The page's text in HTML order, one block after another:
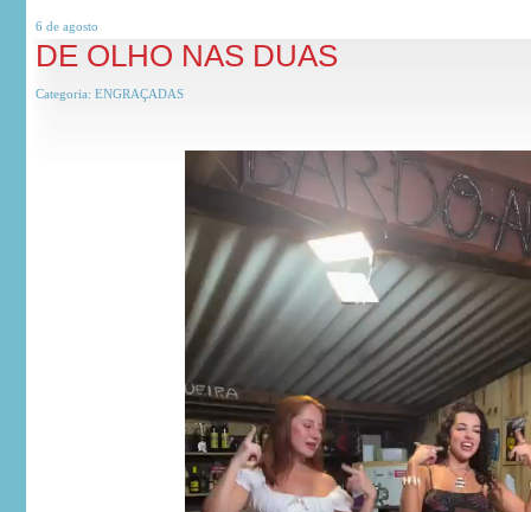
6 de agosto
DE OLHO NAS DUAS
Categoria: ENGRAÇADAS